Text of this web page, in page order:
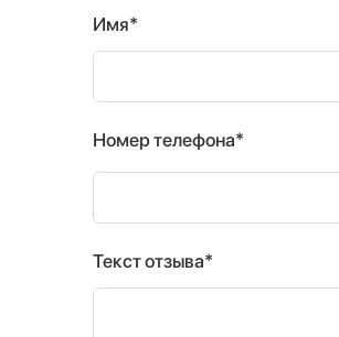
Имя*
Номер телефона*
Текст отзыва*